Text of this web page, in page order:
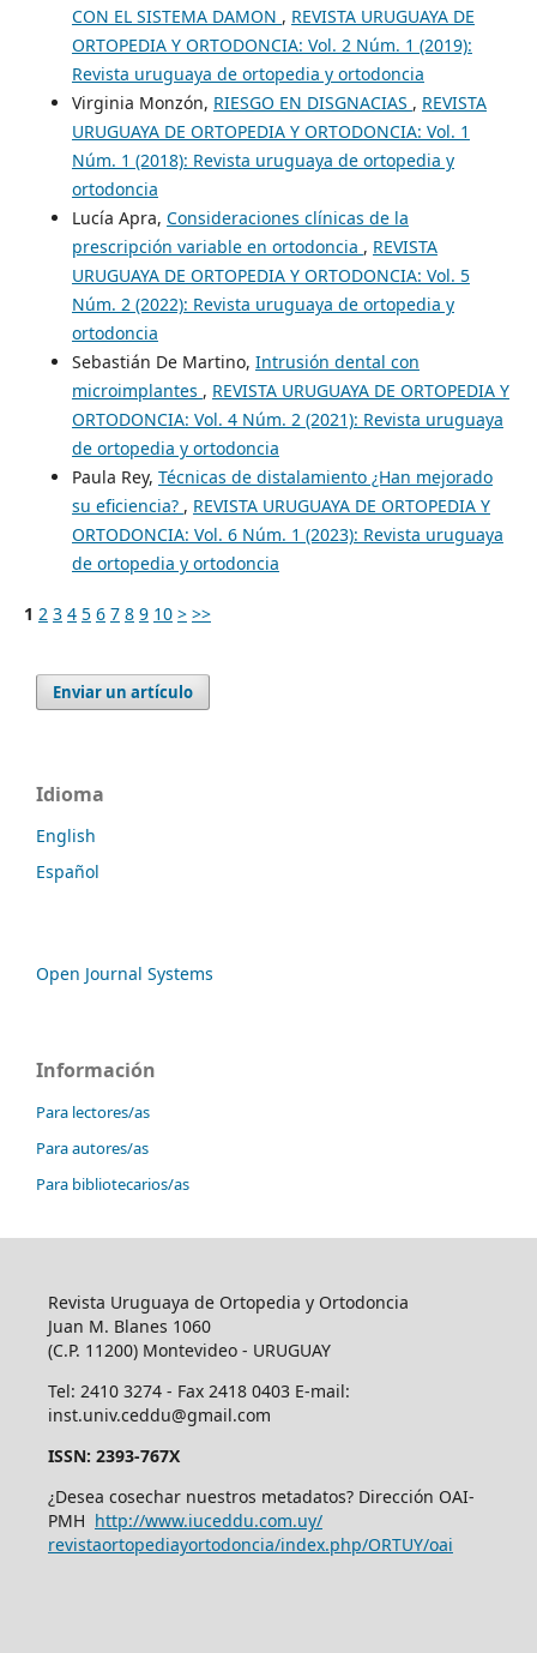
CON EL SISTEMA DAMON , REVISTA URUGUAYA DE
ORTOPEDIA Y ORTODONCIA: Vol. 2 Núm. 1 (2019):
Revista uruguaya de ortopedia y ortodoncia
Virginia Monzón, RIESGO EN DISGNACIAS , REVISTA
URUGUAYA DE ORTOPEDIA Y ORTODONCIA: Vol. 1
Núm. 1 (2018): Revista uruguaya de ortopedia y
ortodoncia
Lucía Apra, Consideraciones clínicas de la
prescripción variable en ortodoncia , REVISTA
URUGUAYA DE ORTOPEDIA Y ORTODONCIA: Vol. 5
Núm. 2 (2022): Revista uruguaya de ortopedia y
ortodoncia
Sebastián De Martino, Intrusión dental con
microimplantes , REVISTA URUGUAYA DE ORTOPEDIA Y
ORTODONCIA: Vol. 4 Núm. 2 (2021): Revista uruguaya
de ortopedia y ortodoncia
Paula Rey, Técnicas de distalamiento ¿Han mejorado
su eficiencia? , REVISTA URUGUAYA DE ORTOPEDIA Y
ORTODONCIA: Vol. 6 Núm. 1 (2023): Revista uruguaya
de ortopedia y ortodoncia
1 2 3 4 5 6 7 8 9 10 > >>
Enviar un artículo
Idioma
English
Español
Open Journal Systems
Información
Para lectores/as
Para autores/as
Para bibliotecarios/as
Revista Uruguaya de Ortopedia y Ortodoncia
Juan M. Blanes 1060
(C.P. 11200) Montevideo - URUGUAY
Tel: 2410 3274 - Fax 2418 0403 E-mail:
inst.univ.ceddu@gmail.com
ISSN: 2393-767X
¿Desea cosechar nuestros metadatos? Dirección OAI-
PMH http://www.iuceddu.com.uy/
revistaortopediayortodoncia/index.php/ORTUY/oai